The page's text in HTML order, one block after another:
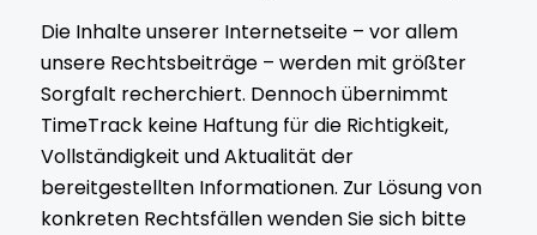
Die Inhalte unserer Internetseite – vor allem
unsere Rechtsbeiträge – werden mit größter
Sorgfalt recherchiert. Dennoch übernimmt
TimeTrack keine Haftung für die Richtigkeit,
Vollständigkeit und Aktualität der
bereitgestellten Informationen. Zur Lösung von
konkreten Rechtsfällen wenden Sie sich bitte